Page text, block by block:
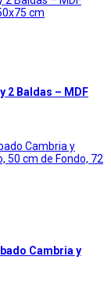
2 Baldas – MDF
Cambria y